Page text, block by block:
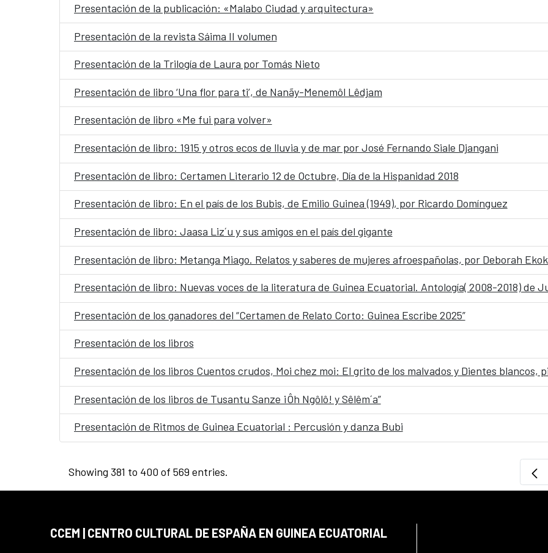
Presentación de la publicación: «Malabo Ciudad y arquitectura»
Presentación de la revista Sáima II volumen
Presentación de la Trilogía de Laura por Tomás Nieto
Presentación de libro ‘Una flor para ti’, de Nanãy-Menemôl Lêdjam
Presentación de libro «Me fui para volver»
Presentación de libro: 1915 y otros ecos de lluvia y de mar por José Fernando Siale Djangani
Presentación de libro: Certamen Literario 12 de Octubre, Día de la Hispanidad 2018
Presentación de libro: En el país de los Bubis, de Emilio Guinea (1949), por Ricardo Domínguez
Presentación de libro: Jaasa Liz´u y sus amigos en el país del gigante
Presentación de libro: Metanga Miago. Relatos y saberes de mujeres afroespañolas, por Deborah
Presentación de los ganadores del “Certamen de Relato Corto: Guinea Escribe 2025”
Presentación de los libros
Presentación de los libros Cuentos crudos, Moi chez moi: El grito de los malvados y Dientes blancos,
Presentación de los libros de Tusantu Sanze ¡Ôh Ngôlô! y Sêlêm´a”
Presentación de Ritmos de Guinea Ecuatorial : Percusión y danza Bubi
Showing 381 to 400 of 569 entries.
CCEM | CENTRO CULTURAL DE ESPAÑA EN GUINEA ECUATORIAL